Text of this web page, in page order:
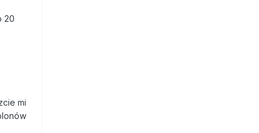
20
mi